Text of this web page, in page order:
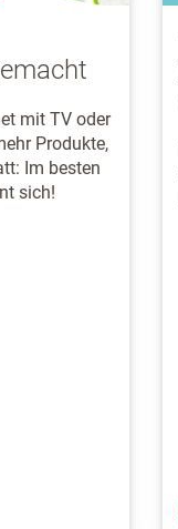
mit TV oder
Produkte,
Im besten
sich!